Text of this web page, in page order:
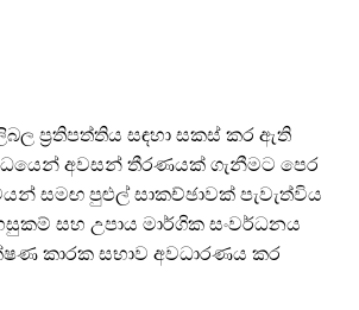
ප්‍රතිපත්තිය සඳහා සකස් කර ඇති
අවසන් තීරණයක් ගැනීමට පෙර
සමඟ පුළුල් සාකච්ඡාවක් පැවැත්විය
සහ උපාය මාර්ගික සංවර්ධනය
කාරක සභාව අවධාරණය කර